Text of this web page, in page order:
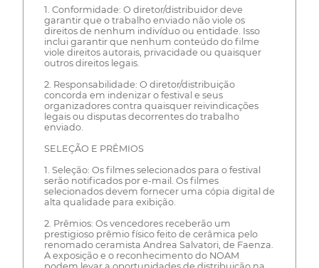
1. Conformidade: O diretor/distribuidor deve
garantir que o trabalho enviado não viole os
direitos de nenhum indivíduo ou entidade. Isso
inclui garantir que nenhum conteúdo do filme
viole direitos autorais, privacidade ou quaisquer
outros direitos legais.
2. Responsabilidade: O diretor/distribuição
concorda em indenizar o festival e seus
organizadores contra quaisquer reivindicações
legais ou disputas decorrentes do trabalho
enviado.
SELEÇÃO E PRÊMIOS
1. Seleção: Os filmes selecionados para o festival
serão notificados por e-mail. Os filmes
selecionados devem fornecer uma cópia digital de
alta qualidade para exibição.
2. Prêmios: Os vencedores receberão um
prestigioso prêmio físico feito de cerâmica pelo
renomado ceramista Andrea Salvatori, de Faenza.
A exposição e o reconhecimento do NOAM